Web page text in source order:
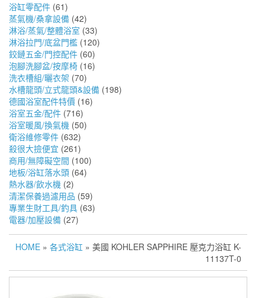
浴缸零配件 (61)
蒸氣機/桑拿設備 (42)
淋浴/蒸氣/整體浴室 (33)
淋浴拉門/底盆門檻 (120)
鉸鏈五金/門控配件 (60)
泡腳洗腳盆/按摩椅 (16)
洗衣槽組/曬衣架 (70)
水槽龍頭/立式龍頭&設備 (198)
德國浴室配件特價 (16)
浴室五金/配件 (716)
浴室暖風/換氣機 (50)
衛浴維修零件 (632)
殺很大撿便宜 (261)
商用/無障礙空間 (100)
地板/浴缸落水頭 (64)
熱水器/飲水機 (2)
清潔保養過濾用品 (59)
專業生財工具/釣具 (63)
電器/加壓設備 (27)
HOME » 各式浴缸 » 美國 KOHLER SAPPHIRE 壓克力浴缸 K-
11137T-0